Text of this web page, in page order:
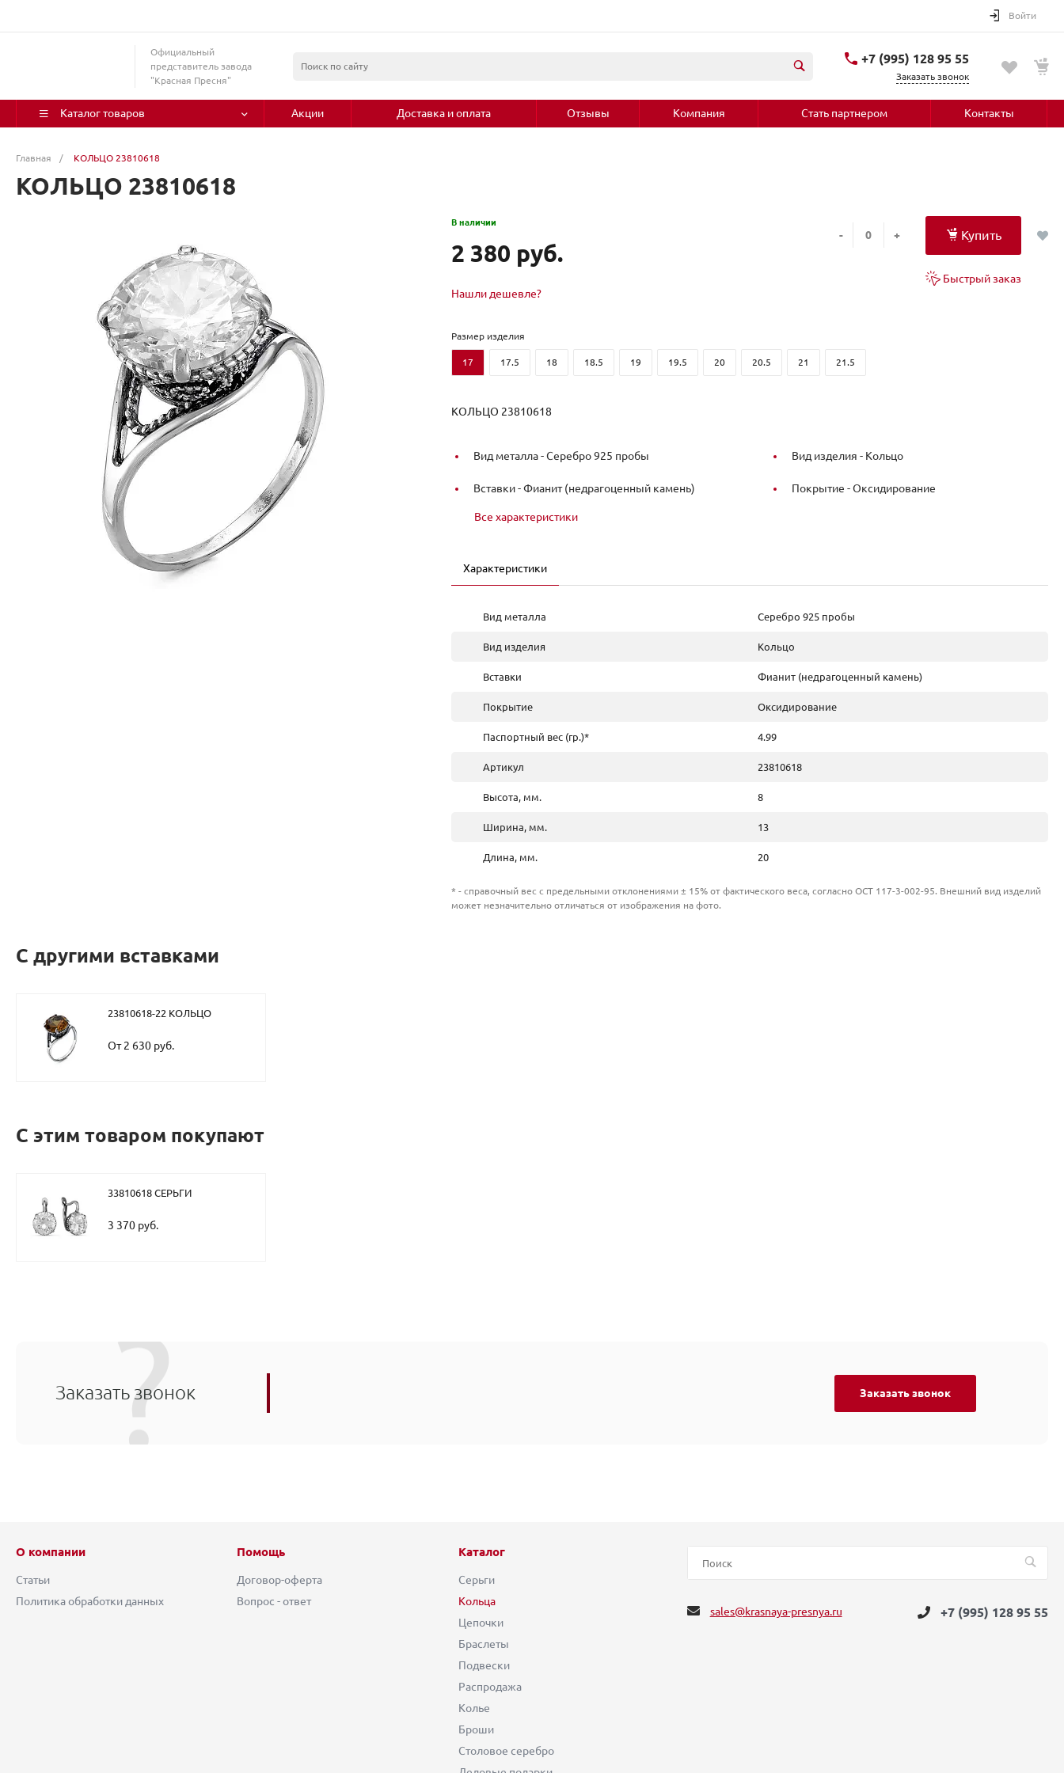
Войти
Официальный
представитель завода
"Красная Пресня"
+7 (995) 128 95 55
Заказать звонок
Каталог товаров Акции Доставка и оплата Отзывы Компания Стать партнером Контакты
Главная / КОЛЬЦО 23810618
КОЛЬЦО 23810618
В наличии
2 380 руб.
Нашли дешевле?
- + Купить
Быстрый заказ
Размер изделия
17 17.5 18 18.5 19 19.5 20 20.5 21 21.5
КОЛЬЦО 23810618
Вид металла -Серебро 925 пробы Вид изделия - Кольцо
Вставки -Фианит (недрагоценный камень) Покрытие -Оксидирование
Все характеристики
Характеристики
Вид металла Серебро 925 пробы
Вид изделия Кольцо
Вставки Фианит (недрагоценный камень)
Покрытие Оксидирование
Паспортный вес (гр.)* 4.99
Артикул 23810618
Высота, мм. 8
Ширина, мм. 13
Длина, мм. 20
* - справочный вес с предельными отклонениями ± 15% от фактического веса, согласно ОСТ 117-3-002-95. Внешний вид изделий
может незначительно отличаться от изображения на фото.
С другими вставками
23810618-22 КОЛЬЦО
От 2 630 руб.
С этим товаром покупают
33810618 СЕРЬГИ
3 370 руб.
Заказать звонок Заказать звонок
О компании
Статьи
Политика обработки данных
Помощь
Договор-оферта
Вопрос - ответ
Каталог
Серьги
Кольца
Цепочки
Браслеты
Подвески
Распродажа
Колье
Броши
Столовое серебро
sales@krasnaya-presnya.ru +7 (995) 128 95 55